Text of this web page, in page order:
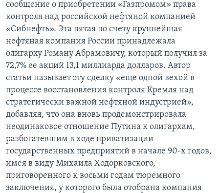
сообщение о приобретении «Газпромом» права
контроля над российской нефтяной компанией
«Сибнефть». Эта пятая по счету крупнейшая
нефтяная компания России принадлежала
олигарху Роману Абрамовичу, который получил за
72,7% ее акций 13,1 миллиарда долларов. Автор
статьи называет эту сделку «еще одной вехой в
процессе восстановления контроля Кремля над
стратегически важной нефтяной индустрией»,
добавляя, что она вновь продемонстрировала
неодинаковое отношение Путина к олигархам,
разбогатевшим в ходе приватизации
государственных предприятий в начале 90-х годов,
имея в виду Михаила Ходорковского,
приговоренного к восьми годам тюремного
заключения, у которого была отобрана компания